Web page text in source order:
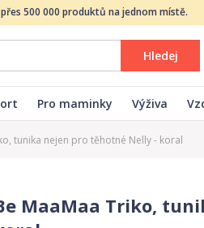
500 000 produktů na jednom místě.
Hledej
Pro maminky Výživa
tunika nejen pro těhotné Nelly - koral
MaaMaa Triko,